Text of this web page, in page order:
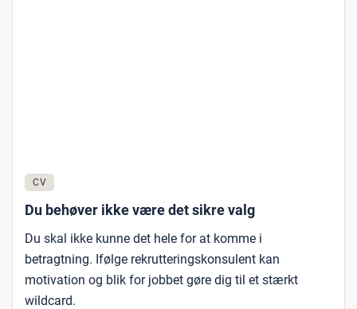
CV
Du behøver ikke være det sikre valg
Du skal ikke kunne det hele for at komme i
betragtning. Ifølge rekrutteringskonsulent kan
motivation og blik for jobbet gøre dig til et stærkt
wildcard.